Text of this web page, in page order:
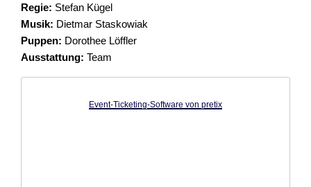
Regie: Stefan Kügel
Musik: Dietmar Staskowiak
Puppen: Dorothee Löffler
Ausstattung: Team
Event-Ticketing-Software von pretix